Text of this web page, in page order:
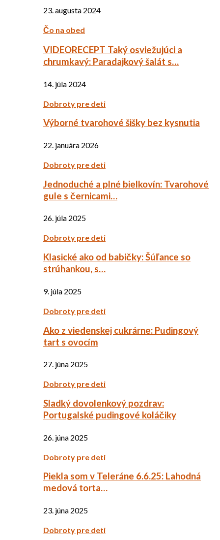
23. augusta 2024
Čo na obed
VIDEORECEPT Taký osviežujúci a
chrumkavý: Paradajkový šalát s…
14. júla 2024
Dobroty pre deti
Výborné tvarohové šišky bez kysnutia
22. januára 2026
Dobroty pre deti
Jednoduché a plné bielkovín: Tvarohové
gule s černicami…
26. júla 2025
Dobroty pre deti
Klasické ako od babičky: Šúľance so
strúhankou, s…
9. júla 2025
Dobroty pre deti
Ako z viedenskej cukrárne: Pudingový
tart s ovocím
27. júna 2025
Dobroty pre deti
Sladký dovolenkový pozdrav:
Portugalské pudingové koláčiky
26. júna 2025
Dobroty pre deti
Piekla som v Teleráne 6.6.25: Lahodná
medová torta…
23. júna 2025
Dobroty pre deti